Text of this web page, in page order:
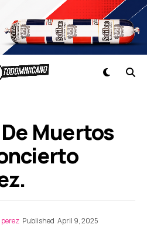
Muertos
Published April 9, 2025